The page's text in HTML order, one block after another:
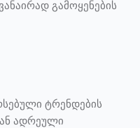
გამოყენების
ტრენდების
ან ადრეული